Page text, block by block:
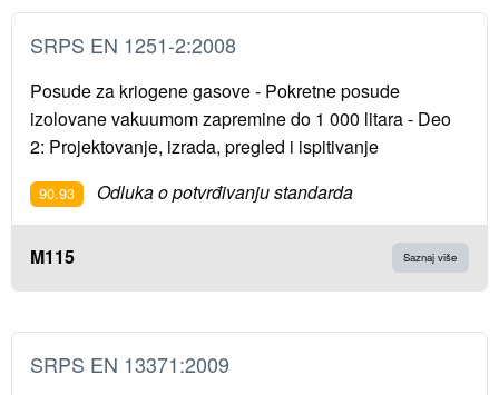
SRPS EN 1251-2:2008
Posude za kriogene gasove - Pokretne posude
izolovane vakuumom zapremine do 1 000 litara - Deo
2: Projektovanje, izrada, pregled i ispitivanje
90.93 Odluka o potvrđivanju standarda
M115 Saznaj više
SRPS EN 13371:2009